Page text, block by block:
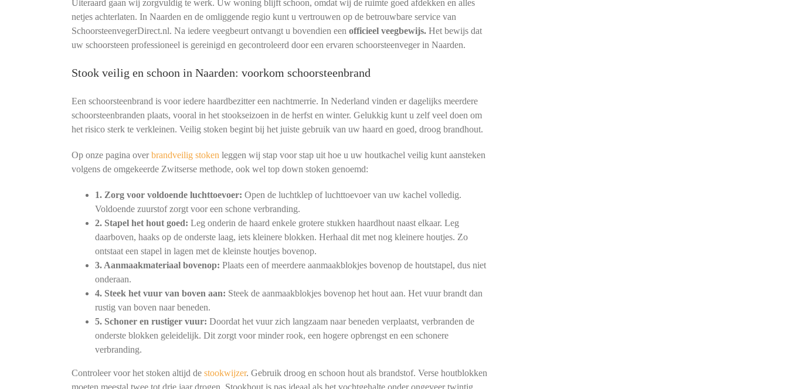
Uiteraard gaan wij zorgvuldig te werk. Uw woning blijft schoon, omdat wij de ruimte goed afdekken en alles
netjes achterlaten. In Naarden en de omliggende regio kunt u vertrouwen op de betrouwbare service van
SchoorsteenvegerDirect.nl. Na iedere veegbeurt ontvangt u bovendien een officieel veegbewijs. Het bewijs dat
uw schoorsteen professioneel is gereinigd en gecontroleerd door een ervaren schoorsteenveger in Naarden.
Stook veilig en schoon in Naarden: voorkom schoorsteenbrand
Een schoorsteenbrand is voor iedere haardbezitter een nachtmerrie. In Nederland vinden er dagelijks meerdere
schoorsteenbranden plaats, vooral in het stookseizoen in de herfst en winter. Gelukkig kunt u zelf veel doen om
het risico sterk te verkleinen. Veilig stoken begint bij het juiste gebruik van uw haard en goed, droog brandhout.
Op onze pagina overbrandveilig stoken leggen wij stap voor stap uit hoe u uw houtkachel veilig kunt aansteken
volgens de omgekeerde Zwitserse methode, ook wel top down stoken genoemd:
1. Zorg voor voldoende luchttoevoer: Open de luchtklep of luchttoevoer van uw kachel volledig.
Voldoende zuurstof zorgt voor een schone verbranding.
2. Stapel het hout goed: Leg onderin de haard enkele grotere stukken haardhout naast elkaar. Leg
daarboven, haaks op de onderste laag, iets kleinere blokken. Herhaal dit met nog kleinere houtjes. Zo
ontstaat een stapel in lagen met de kleinste houtjes bovenop.
3. Aanmaakmateriaal bovenop: Plaats een of meerdere aanmaakblokjes bovenop de houtstapel, dus niet
onderaan.
4. Steek het vuur van boven aan: Steek de aanmaakblokjes bovenop het hout aan. Het vuur brandt dan
rustig van boven naar beneden.
5. Schoner en rustiger vuur: Doordat het vuur zich langzaam naar beneden verplaatst, verbranden de
onderste blokken geleidelijk. Dit zorgt voor minder rook, een hogere opbrengst en een schonere
verbranding.
Controleer voor het stoken altijd de stookwijzer. Gebruik droog en schoon hout als brandstof. Verse houtblokken
moeten meestal twee tot drie jaar drogen. Stookhout is pas ideaal als het vochtgehalte onder ongeveer twintig